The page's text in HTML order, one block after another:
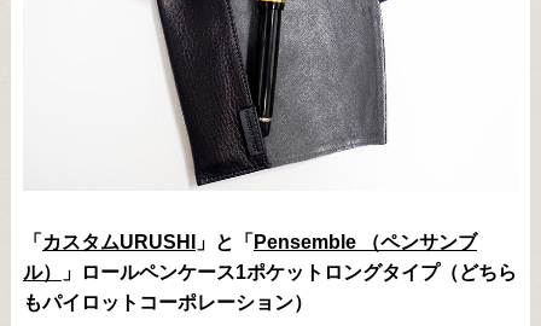
「 カスタムURUSHI 」と「 Pensemble （ペンサンブ
ル）
」ロールペンケース1ポケットロングタイプ（どちら
もパイロットコーポレーション）